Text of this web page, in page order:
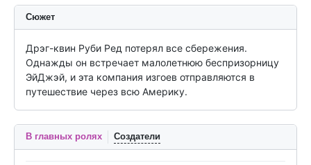
Сюжет
Дрэг-квин Руби Ред потерял все сбережения.
Однажды он встречает малолетнюю беспризорницу
ЭйДжэй, и эта компания изгоев отправляются в
путешествие через всю Америку.
В главных ролях Создатели